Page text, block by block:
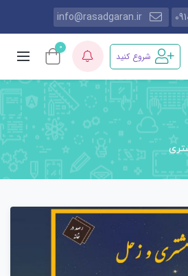
info@rasadgaran.ir
شروع کنید
0